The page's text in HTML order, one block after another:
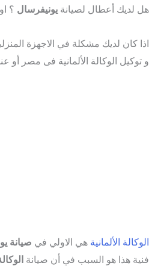
هل لديك أعطال لصيانة يونيفرسال ؟
اذا كان لديك مشكلة في الاجهزة
و توكيل الوكالة الألمانية فى مصر أو
الوكالة الألمانية هي الاولي في صيانة
فنية هذا هو السبب في أن صيانة